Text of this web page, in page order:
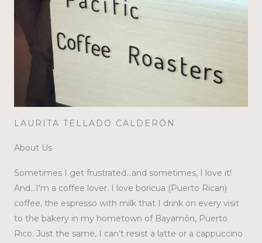
LAURITA TELLADO CALDERÓN
About Us
Sometimes I get frustrated…and sometimes, I love it!
And…I’m a coffee lover. I love boricua (Puerto Rican)
coffee, the espresso with milk that I drink on every visit
to the bakery in my hometown of Bayamón, Puerto
Rico. Just the same, I can’t resist a latte or a cappuccino